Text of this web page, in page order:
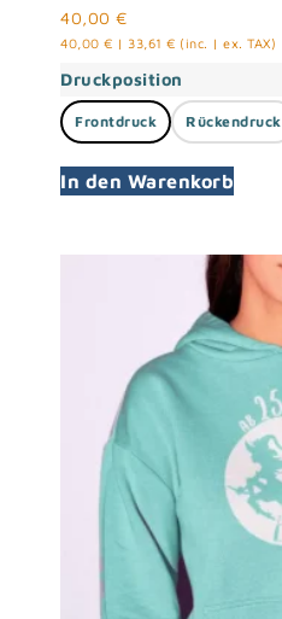
40,00 €
40,00 € | 33,61 € (inc. | ex. TAX)
Druckposition
Frontdruck Rückendruck
In den Warenkorb